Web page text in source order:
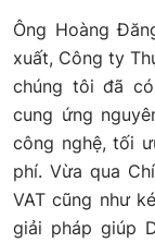
Ông Hoàng
xuất, Công ty
chúng tôi đã
cung ứng
công nghệ, tối
phí. Vừa qua
VAT cũng như
giải pháp giúp